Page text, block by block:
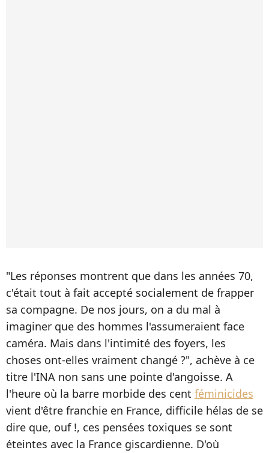
"Les réponses montrent que dans les années 70,
c'était tout à fait accepté socialement de frapper
sa compagne. De nos jours, on a du mal à
imaginer que des hommes l'assumeraient face
caméra. Mais dans l'intimité des foyers, les
choses ont-elles vraiment changé ?", achève à ce
titre l'INA non sans une pointe d'angoisse. A
l'heure où la barre morbide des cent féminicides
vient d'être franchie en France, difficile hélas de se
dire que, ouf !, ces pensées toxiques se sont
éteintes avec la France giscardienne. D'où